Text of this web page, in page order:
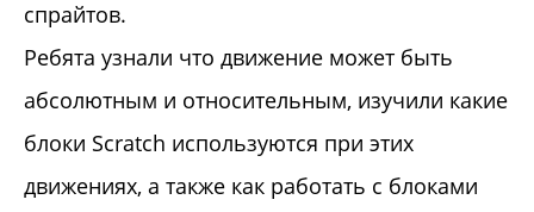
спрайтов.
Ребята узнали что движение может быть
абсолютным и относительным, изучили какие
блоки Scratch используются при этих
движениях, а также как работать с блоками